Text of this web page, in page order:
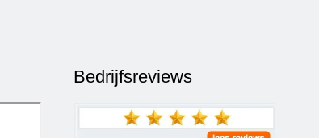
Bedrijfsreviews